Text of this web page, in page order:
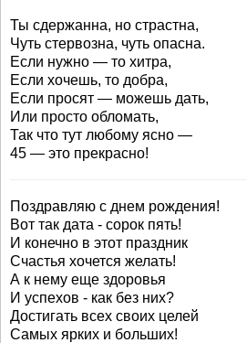
Ты сдержанна, но страстна,
Чуть стервозна, чуть опасна.
Если нужно — то хитра,
Если хочешь, то добра,
Если просят — можешь дать,
Или просто обломать,
Так что тут любому ясно —
45 — это прекрасно!
Поздравляю с днем рождения!
Вот так дата - сорок пять!
И конечно в этот праздник
Счастья хочется желать!
А к нему еще здоровья
И успехов - как без них?
Достигать всех своих целей
Самых ярких и больших!